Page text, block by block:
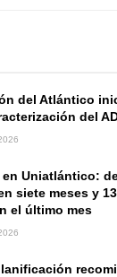
del Atlántico
del
Uniatlántico:
siete meses y
el último mes